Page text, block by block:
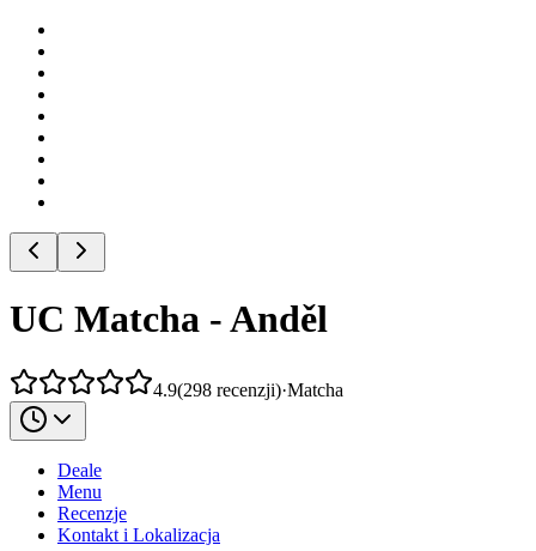
UC Matcha - Anděl
4.9(298 recenzji)·Matcha
Deale
Menu
Recenzje
Kontakt i Lokalizacja